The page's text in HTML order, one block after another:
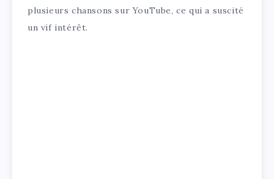
plusieurs chansons sur YouTube, ce qui a suscité
un vif intérêt.